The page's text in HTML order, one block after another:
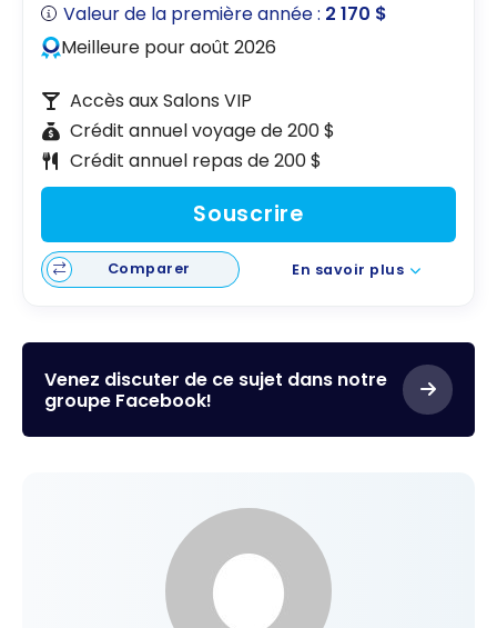
Valeur de la première année : 2 170 $
Meilleure pour août 2026
Accès aux Salons VIP
Crédit annuel voyage de 200 $
Crédit annuel repas de 200 $
Souscrire
Comparer En savoir plus
Venez discuter de ce sujet dans notre
groupe Facebook!